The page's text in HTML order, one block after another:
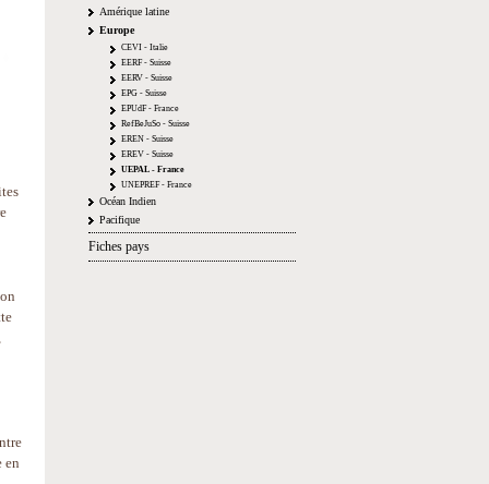
Amérique latine
Europe
CEVI - Italie
EERF - Suisse
EERV - Suisse
EPG - Suisse
EPUdF - France
RefBeJuSo - Suisse
EREN - Suisse
EREV - Suisse
UEPAL - France
UNEPREF - France
Océan Indien
Pacifique
Fiches pays
en